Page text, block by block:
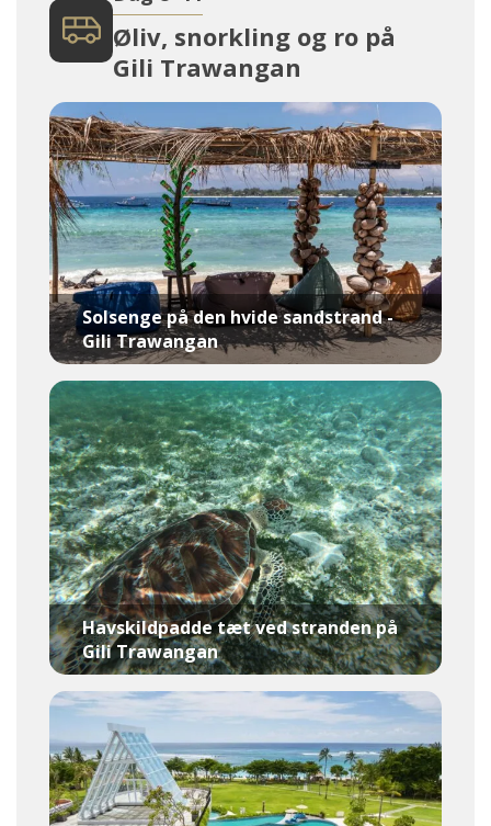
Øliv, snorkling og ro på
Gili Trawangan
Solsenge på den hvide sandstrand -
Gili Trawangan
Havskildpadde tæt ved stranden på
Gili Trawangan